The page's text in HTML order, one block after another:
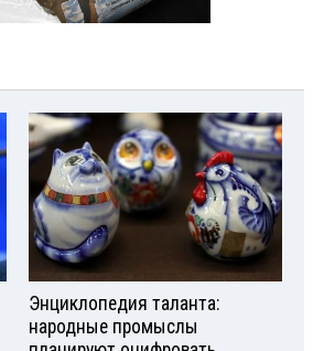
Энциклопедия таланта:
народные промыслы